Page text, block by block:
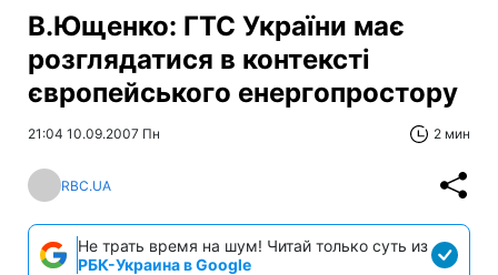
В.Ющенко: ГТС України має
розглядатися в контексті
європейського енергопростору
21:04 10.09.2007 Пн 2 мин
RBC.UA
Не трать время на шум! Читай только суть из
РБК-Украина в Google